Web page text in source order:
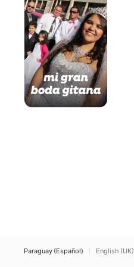
boda
gitana
Paraguay (Español) English (UK)